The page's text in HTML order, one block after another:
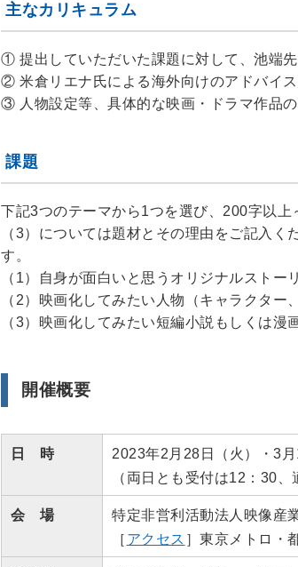
主なカリキュラム
① 提出していただいた課題に対して、池端
② 米倉リエナ氏による海外向けのアドバイ
③ 人物設定等、具体的な映画・ドラマ作品
課題
下記3つのテーマから1つを選び、200字以
（3）については題材とその理由をご記入
す。
（1）自身が面白いと思うオリジナルストー
（2）映画化してみたい人物（キャラクター
（3）映画化してみたい短編小説もしくは漫
開催概要
日 時
2023年2月28日（火）・3
（両日とも受付は12：30、
会 場
特定非営利活動法人映像産
［ アクセス ］東京メトロ・